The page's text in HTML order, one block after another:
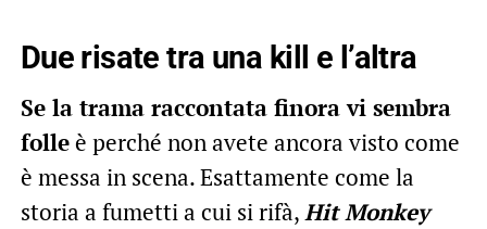
Due risate tra una kill e l’altra
Se la trama raccontata finora vi sembra
folleè perché non avete ancora visto come
è messa in scena. Esattamente come la
storia a fumetti a cui si rifà,Hit Monkey